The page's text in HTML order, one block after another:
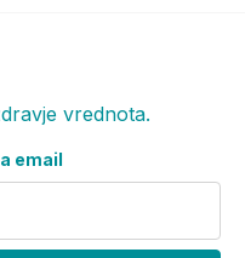
vrednota.
email